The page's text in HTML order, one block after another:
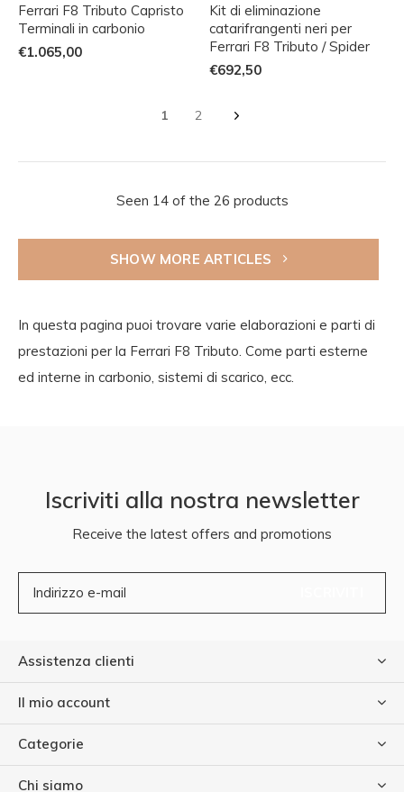
Ferrari F8 Tributo Capristo
Terminali in carbonio
€1.065,00
Kit di eliminazione
catarifrangenti neri per
Ferrari F8 Tributo / Spider
€692,50
1 2
Seen 14 of the 26 products
SHOW MORE ARTICLES
In questa pagina puoi trovare varie elaborazioni e parti di
prestazioni per la Ferrari F8 Tributo. Come parti esterne
ed interne in carbonio, sistemi di scarico, ecc.
Iscriviti alla nostra newsletter
Receive the latest offers and promotions
Assistenza clienti
Il mio account
Categorie
Chi siamo